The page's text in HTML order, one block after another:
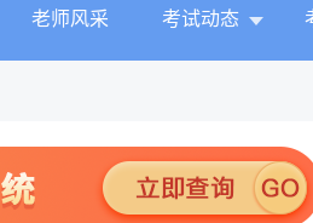
老师风采 考试动态